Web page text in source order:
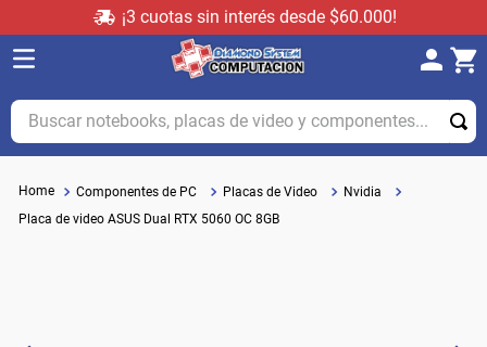
¡3 cuotas sin interés desde $60.000!
Buscar notebooks, placas de video y componentes...
Componentes de PC Placas de Video
Nvidia
Placa de video ASUS Dual RTX 5060 OC 8GB